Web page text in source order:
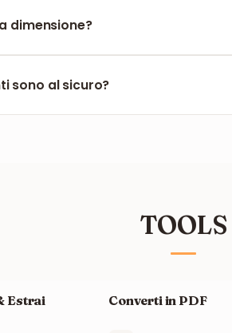
dimensione?
sono al sicuro?
TOOLS
Estrai Converti in PDF